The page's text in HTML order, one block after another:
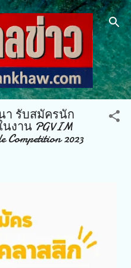
อหาหลัก
รับสมัครนัก
งาน PGVIM
2023